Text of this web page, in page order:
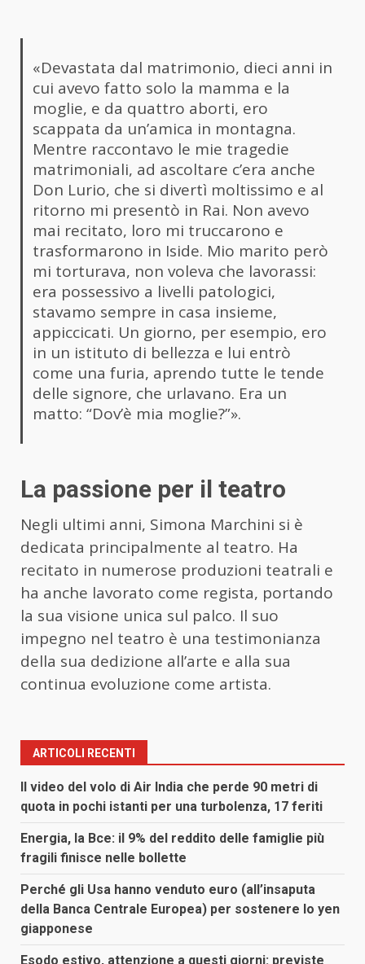
«Devastata dal matrimonio, dieci anni in
cui avevo fatto solo la mamma e la
moglie, e da quattro aborti, ero
scappata da un’amica in montagna.
Mentre raccontavo le mie tragedie
matrimoniali, ad ascoltare c’era anche
Don Lurio, che si divertì moltissimo e al
ritorno mi presentò in Rai. Non avevo
mai recitato, loro mi truccarono e
trasformarono in Iside. Mio marito però
mi torturava, non voleva che lavorassi:
era possessivo a livelli patologici,
stavamo sempre in casa insieme,
appiccicati. Un giorno, per esempio, ero
in un istituto di bellezza e lui entrò
come una furia, aprendo tutte le tende
delle signore, che urlavano. Era un
matto: “Dov’è mia moglie?”».
La passione per il teatro
Negli ultimi anni, Simona Marchini si è
dedicata principalmente al teatro. Ha
recitato in numerose produzioni teatrali e
ha anche lavorato come regista, portando
la sua visione unica sul palco. Il suo
impegno nel teatro è una testimonianza
della sua dedizione all’arte e alla sua
continua evoluzione come artista.
ARTICOLI RECENTI
Il video del volo di Air India che perde 90 metri di
quota in pochi istanti per una turbolenza, 17 feriti
Energia, la Bce: il 9% del reddito delle famiglie più
fragili finisce nelle bollette
Perché gli Usa hanno venduto euro (all’insaputa
della Banca Centrale Europea) per sostenere lo yen
giapponese
Esodo estivo, attenzione a questi giorni: previste